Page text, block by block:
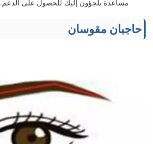
مساعدة يلجؤون إليك للحصول على الدعم.
حاجبان مقوسان